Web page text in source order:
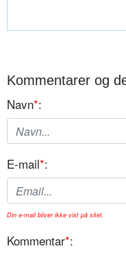
Kommentarer og
Navn*:
E-mail*:
Din e-mail bliver ikke vist på sitet.
Kommentar*: